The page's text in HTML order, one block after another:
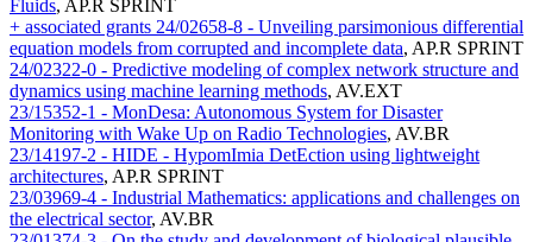
Fluids, AP.R SPRINT
+ associated grants 24/02658-8 - Unveiling parsimonious differential
equation models from corrupted and incomplete data, AP.R SPRINT
24/02322-0 - Predictive modeling of complex network structure and
dynamics using machine learning methods, AV.EXT
23/15352-1 - MonDesa: Autonomous System for Disaster
Monitoring with Wake Up on Radio Technologies, AV.BR
23/14197-2 - HIDE - HypomImia DetEction using lightweight
architectures, AP.R SPRINT
23/03969-4 - Industrial Mathematics: applications and challenges on
the electrical sector, AV.BR